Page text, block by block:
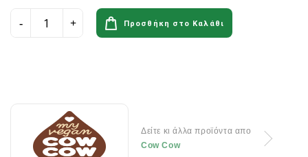
Προσθήκη στο Καλάθι
Δείτε κι άλλα προϊόντα απο
Cow Cow